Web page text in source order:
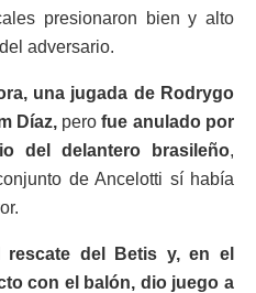
presionaron bien y alto
adversario.
una jugada de Rodrygo
Díaz,perofue anulado por
del delantero brasileño,
de Ancelotti sí había
del Betis y, en el
con el balón, dio juego a